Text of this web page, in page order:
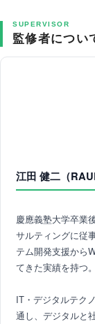
SUPERVISOR
監修者につい
江田 健二（
慶應義塾大学卒業
サルティングに従
テム開発支援から
てきた実績を持つ。
IT・デジタルテク
通し、デジタルと